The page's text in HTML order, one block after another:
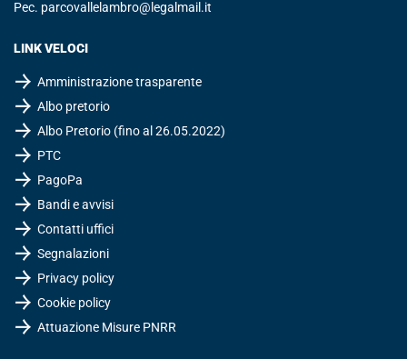
Pec. parcovallelambro@legalmail.it
LINK VELOCI
Amministrazione trasparente
Albo pretorio
Albo Pretorio (fino al 26.05.2022)
PTC
PagoPa
Bandi e avvisi
Contatti uffici
Segnalazioni
Privacy policy
Cookie policy
Attuazione Misure PNRR